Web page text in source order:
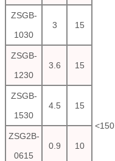
<150
ZSGB-
1030
3 15
ZSGB-
1230
3.6 15
ZSGB-
1530
4.5 15
ZSG2B-
0615
0.9 10